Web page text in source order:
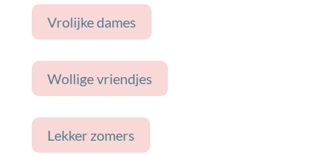
Vrolijke dames
Wollige vriendjes
Lekker zomers